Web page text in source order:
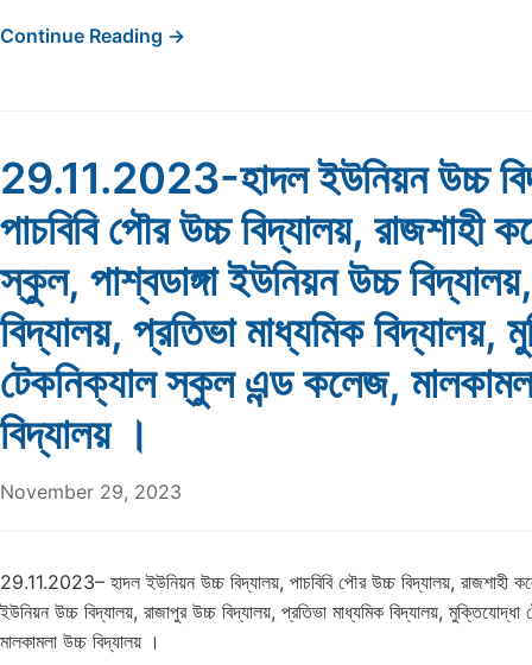
Continue Reading →
29.11.2023-হাদল ইউনিয়ন উচ্চ
পাচবিবি পৌর উচ্চ বিদ্যালয়, রাজশাহী
স্কুল, পাশ্বডাঙ্গা ইউনিয়ন উচ্চ
বিদ্যালয়, প্রতিভা মাধ্যমিক বিদ্যালয়,
টেকনিক্যাল স্কুল এন্ড কলেজ,
বিদ্যালয় ।
November 29, 2023
29.11.2023– হাদল ইউনিয়ন উচ্চ বিদ্যালয়, পাচবিবি পৌর উচ্চ বিদ্যালয়, রাজশাহী
ইউনিয়ন উচ্চ বিদ্যালয়, রাজাপুর উচ্চ বিদ্যালয়, প্রতিভা মাধ্যমিক বিদ্যালয়,
মালকামলা উচ্চ বিদ্যালয় ।